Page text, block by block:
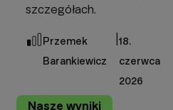
szczegółach.
Przemek
Barankiewicz
18.
czerwca
2026
Nasze wyniki